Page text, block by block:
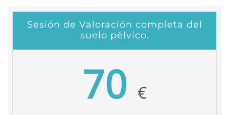
Sesión de Valoración completa del
suelo pélvico.
70 €